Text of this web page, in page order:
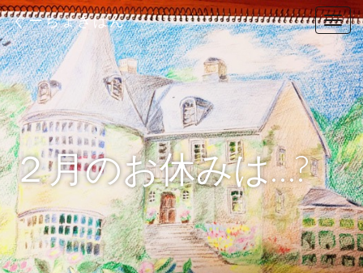
T
o
g
g
l
e
n
a
v
i
g
a
t
i
ぐーちょきぱん
２月のお休みは…?